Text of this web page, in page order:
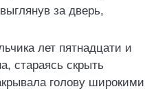
за дверь,
лет пятнадцати и
стараясь скрыть
голову широкими